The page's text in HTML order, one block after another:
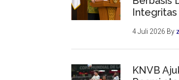
Integritas
4 Juli 2026 By
KNVB